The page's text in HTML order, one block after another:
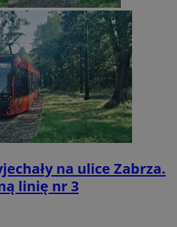
na ulice Zabrza.
linię nr 3